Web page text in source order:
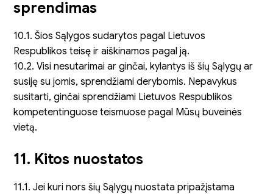
sprendimas
10.1. Šios Sąlygos sudarytos pagal Lietuvos
Respublikos teisę ir aiškinamos pagal ją.
10.2. Visi nesutarimai ar ginčai, kylantys iš šių Sąlygų ar
susiję su jomis, sprendžiami derybomis. Nepavykus
susitarti, ginčai sprendžiami Lietuvos Respublikos
kompetentinguose teismuose pagal Mūsų buveinės
vietą.
11. Kitos nuostatos
11.1. Jei kuri nors šių Sąlygų nuostata pripažįstama